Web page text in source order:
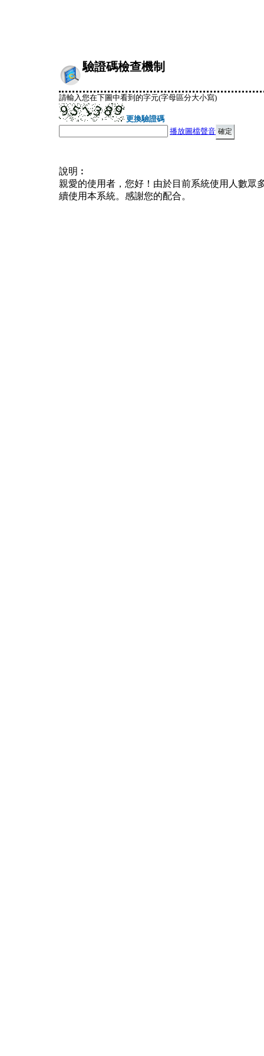
驗證碼檢查機制
請輸入您在下圖中看到的字元(字母區分大小寫)
更換驗證碼
播放圖檔聲音
說明︰
親愛的使用者，您好！由於目前系統使用人數眾
續使用本系統。感謝您的配合。